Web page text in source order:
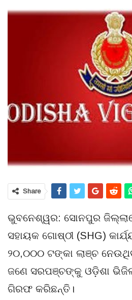
Share
ଭୁବନେଶ୍ୱର: ସୋନପୁର
ସହାୟକ ଗୋଷ୍ଠୀ (SHG)
୨୦,୦୦୦ ଟଙ୍କା ଲାଞ୍ଚ
ଜଣେ ସରପଞ୍ଚଙ୍କୁ ଓଡ଼ିଶା
ଗିରଫ କରିଛନ୍ତି।